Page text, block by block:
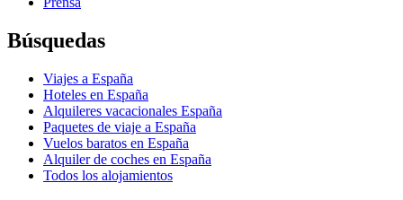
Búsquedas
Viajes a España
Hoteles en España
Alquileres vacacionales España
Paquetes de viaje a España
Vuelos baratos en España
Alquiler de coches en España
Todos los alojamientos